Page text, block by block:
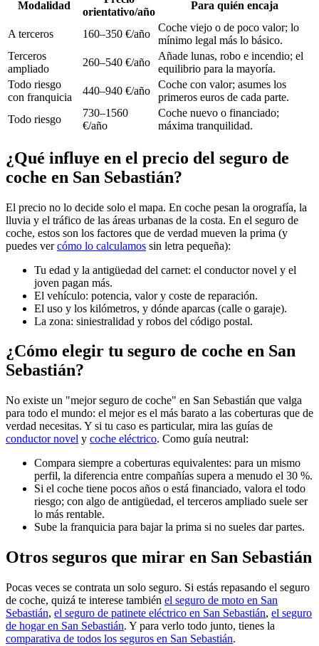
Modalidad
orientativo/año
Para quién encaja
A terceros 160–350 €/año
Coche viejo o de poco valor; lo
mínimo legal más lo básico.
Terceros
ampliado
260–540 €/año
Añade lunas, robo e incendio; el
equilibrio para la mayoría.
Todo riesgo
con franquicia
440–940 €/año
Coche con valor; asumes los
primeros euros de cada parte.
Todo riesgo
730–1560
€/año
Coche nuevo o financiado;
máxima tranquilidad.
¿Qué influye en el precio del seguro de
coche en San Sebastián?
El precio no lo decide solo el mapa. En coche pesan la orografía, la
lluvia y el tráfico de las áreas urbanas de la costa. En el seguro de
coche, estos son los factores que de verdad mueven la prima (y
puedes vercómo lo calculamos sin letra pequeña):
Tu edad y la antigüedad del carnet: el conductor novel y el
joven pagan más.
El vehículo: potencia, valor y coste de reparación.
El uso y los kilómetros, y dónde aparcas (calle o garaje).
La zona: siniestralidad y robos del código postal.
¿Cómo elegir tu seguro de coche en San
Sebastián?
No existe un "mejor seguro de coche" en San Sebastián que valga
para todo el mundo: el mejor es el más barato a las coberturas que de
verdad necesitas. Y si tu caso es particular, mira las guías de
conductor novel y coche eléctrico. Como guía neutral:
Compara siempre a coberturas equivalentes: para un mismo
perfil, la diferencia entre compañías supera a menudo el 30 %.
Si el coche tiene pocos años o está financiado, valora el todo
riesgo; con algo de antigüedad, el terceros ampliado suele ser
lo más rentable.
Sube la franquicia para bajar la prima si no sueles dar partes.
Otros seguros que mirar en San Sebastián
Pocas veces se contrata un solo seguro. Si estás repasando el seguro
de coche, quizá te interese también el seguro de moto en San
Sebastián, el seguro de patinete eléctrico en San Sebastián, el seguro
de hogar en San Sebastián. Y para verlo todo junto, tienes la
comparativa de todos los seguros en San Sebastián.